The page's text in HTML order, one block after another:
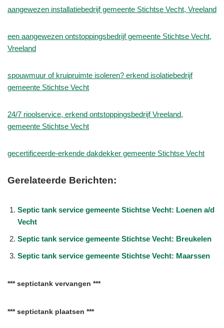
aangewezen installatiebedrijf gemeente Stichtse Vecht, Vreeland
een aangewezen ontstoppingsbedrijf gemeente Stichtse Vecht,
Vreeland
spouwmuur of kruipruimte isoleren? erkend isolatiebedrijf
gemeente Stichtse Vecht
24/7 rioolservice, erkend ontstoppingsbedrijf Vreeland,
gemeente Stichtse Vecht
gecertificeerde-erkende dakdekker gemeente Stichtse Vecht
Gerelateerde Berichten:
Septic tank service gemeente Stichtse Vecht: Loenen a/d
Vecht
Septic tank service gemeente Stichtse Vecht: Breukelen
Septic tank service gemeente Stichtse Vecht: Maarssen
*** septictank vervangen ***
*** septictank plaatsen ***